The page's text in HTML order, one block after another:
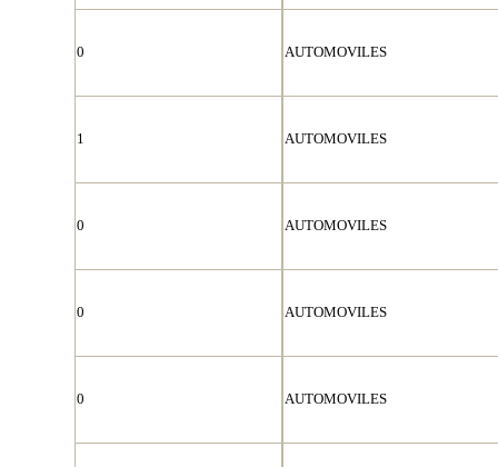
0 AUTOMOVILES
1 AUTOMOVILES
0 AUTOMOVILES
0 AUTOMOVILES
0 AUTOMOVILES